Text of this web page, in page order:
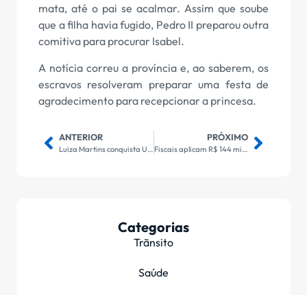
mata, até o pai se acalmar. Assim que soube
que a filha havia fugido, Pedro II preparou outra
comitiva para procurar Isabel.
A notícia correu a província e, ao saberem, os
escravos resolveram preparar uma festa de
agradecimento para recepcionar a princesa.
ANTERIOR
Luiza Martins conquista Uruaçu com seu “vozeirão”
PRÓXIMO
Fiscais aplicam R$ 144 mil em multas por pesca ilegal
Categorias
Trãnsito
Saúde